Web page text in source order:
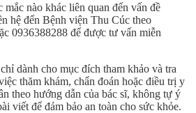
mắc nào khác liên quan đến vấn đề
hệ đến Bệnh viện Thu Cúc theo
0936388288 để được tư vấn miễn
dành cho mục đích tham khảo và tra
thăm khám, chẩn đoán hoặc điều trị y
theo hướng dẫn của bác sĩ, không tự ý
viết để đảm bảo an toàn cho sức khỏe.